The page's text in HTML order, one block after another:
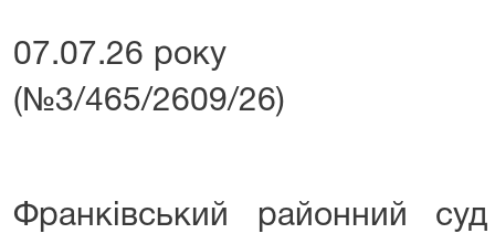
07.07.26 року
(№3/465/2609/26)
Франківський районний